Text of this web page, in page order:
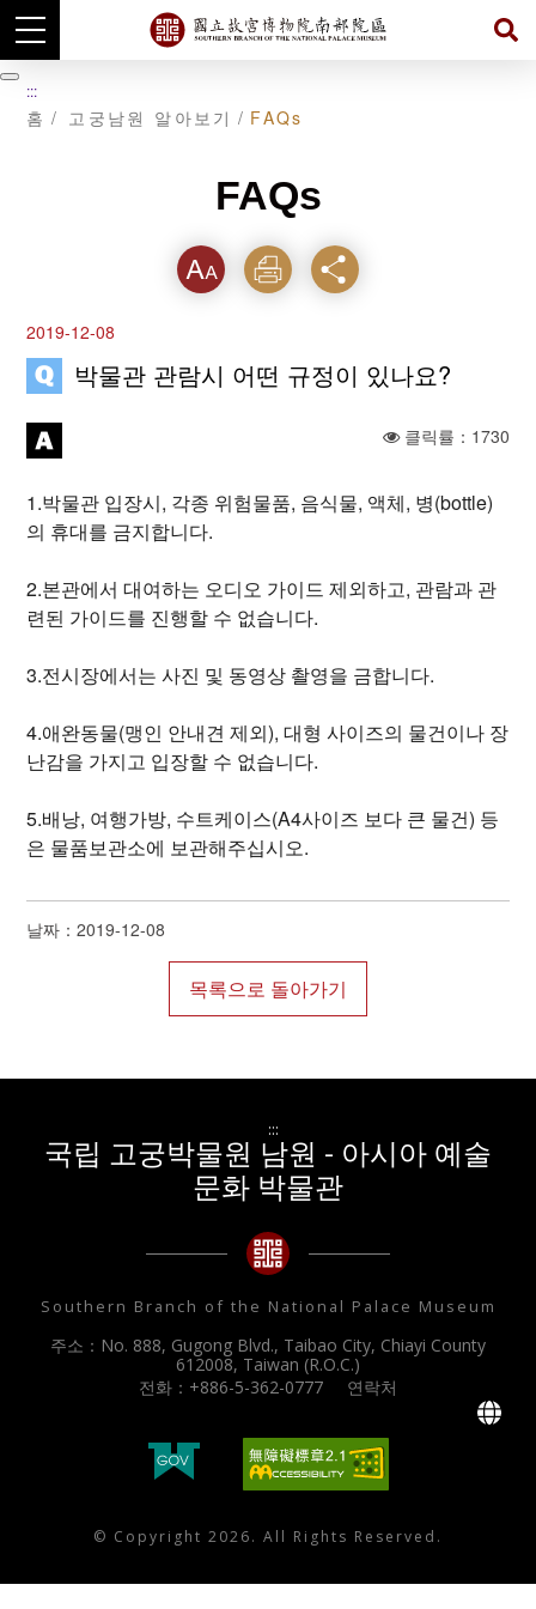
주
요
暫 :::
홈 고궁남원 알아보기 FAQs
FAQs
텍스
기를
인쇄 공유
2019-12-08
박물관 관람시 어떤 규정이 있나요?
클릭률：1730
1.박물관 입장시, 각종 위험물품, 음식물, 액체, 병(bottle)
의 휴대를 금지합니다.
2.본관에서 대여하는 오디오 가이드 제외하고, 관람과 관
련된 가이드를 진행할 수 없습니다.
3.전시장에서는 사진 및 동영상 촬영을 금합니다.
4.애완동물(맹인 안내견 제외), 대형 사이즈의 물건이나 장
난감을 가지고 입장할 수 없습니다.
5.배낭, 여행가방, 수트케이스(A4사이즈 보다 큰 물건) 등
은 물품보관소에 보관해주십시오.
날짜：2019-12-08
:::
국립 고궁박물원 남원 - 아시아 예술
문화 박물관
Southern Branch of the National Palace Museum
주소：No. 888, Gugong Blvd., Taibao City, Chiayi County
612008, Taiwan (R.O.C.)
전화：+886-5-362-0777
연락처
© Copyright 2026. All Rights Reserved.